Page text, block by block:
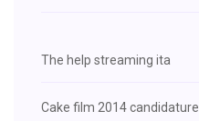
The help streaming ita
Cake film 2014 candidature